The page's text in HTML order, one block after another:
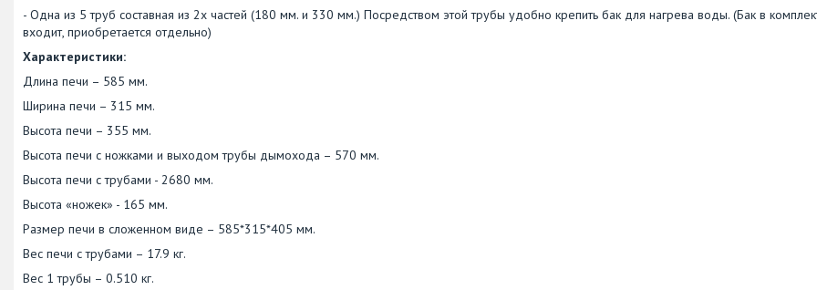
- Одна из 5 труб составная из 2х частей (180 мм. и 330 мм.) Посредством этой трубы удобно крепить бак для нагрева воды. (Бак в
входит, приобретается отдельно)
Характеристики:
Длина печи – 585 мм.
Ширина печи – 315 мм.
Высота печи – 355 мм.
Высота печи с ножками и выходом трубы дымохода – 570 мм.
Высота печи с трубами - 2680 мм.
Высота «ножек» - 165 мм.
Размер печи в сложенном виде – 585*315*405 мм.
Вес печи с трубами – 17.9 кг.
Вес 1 трубы – 0.510 кг.